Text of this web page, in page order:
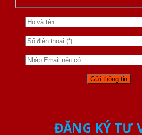
ĐĂNG KÝ TƯ